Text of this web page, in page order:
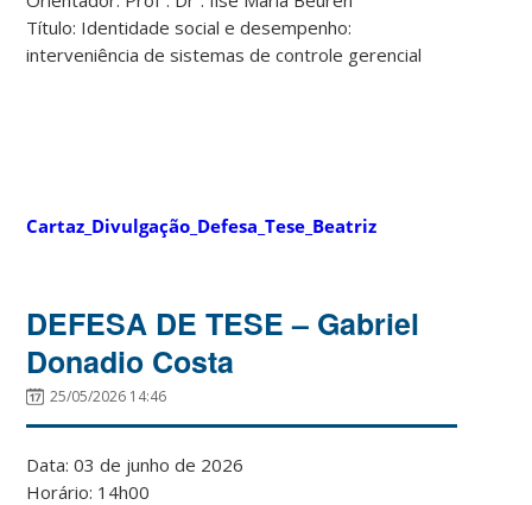
Título: Identidade social e desempenho:
interveniência de sistemas de controle gerencial
Cartaz_Divulgação_Defesa_Tese_Beatriz
DEFESA DE TESE – Gabriel
Donadio Costa
25/05/2026 14:46
Data: 03 de junho de 2026
Horário: 14h00